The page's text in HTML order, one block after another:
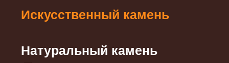
Искусственный камень
Натуральный камень